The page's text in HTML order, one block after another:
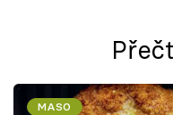
MASO